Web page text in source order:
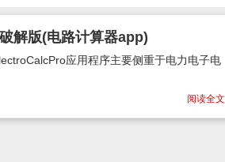
解版(电路计算器app)
应用程序主要侧重于电力电子电
阅读全文